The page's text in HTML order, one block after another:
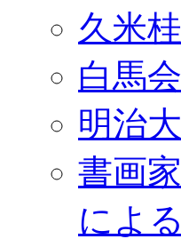
久米
白馬
明治
書画
による